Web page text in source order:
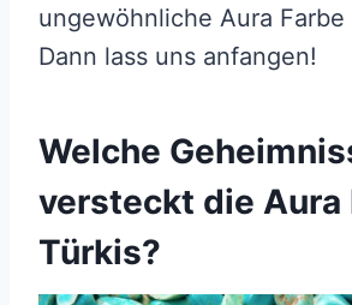
ungewöhnliche Aura Farbe
Dann lass uns anfangen!
Welche
versteckt die Aura
Türkis?